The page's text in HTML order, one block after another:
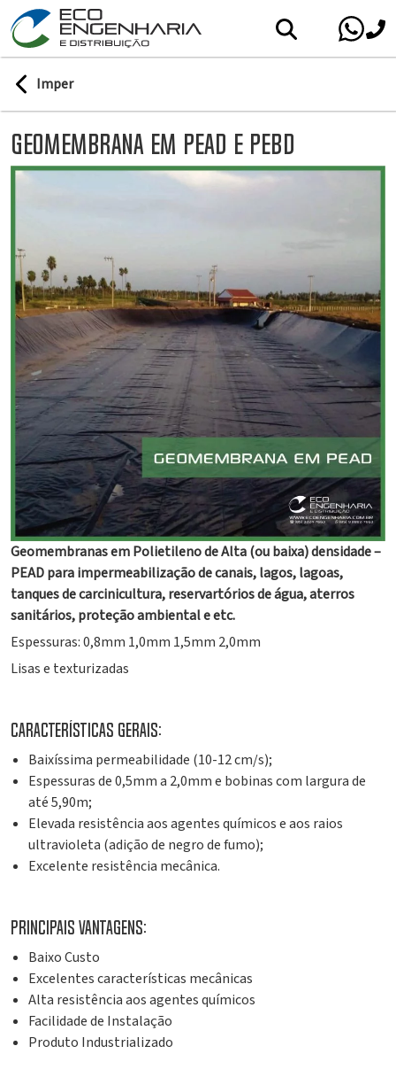
Imper
Geomembrana em PEAD e PEBD
Geomembranas em Polietileno de Alta (ou baixa) densidade –
PEAD para impermeabilização de canais, lagos, lagoas,
tanques de carcinicultura, reservartórios de água, aterros
sanitários, proteção ambiental e etc.
Espessuras: 0,8mm 1,0mm 1,5mm 2,0mm
Lisas e texturizadas
Características gerais:
Baixíssima permeabilidade (10-12 cm/s);
Espessuras de 0,5mm a 2,0mm e bobinas com largura de
até 5,90m;
Elevada resistência aos agentes químicos e aos raios
ultravioleta (adição de negro de fumo);
Excelente resistência mecânica.
Principais vantagens:
Baixo Custo
Excelentes características mecânicas
Alta resistência aos agentes químicos
Facilidade de Instalação
Produto Industrializado